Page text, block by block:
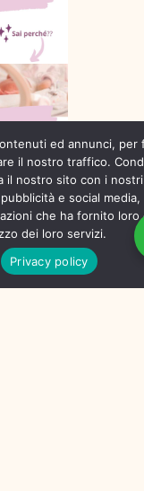
ed annunci, per
il nostro traffico.
il nostro sito con i
e social media,
che ha fornito loro
dei loro servizi.
Privacy policy